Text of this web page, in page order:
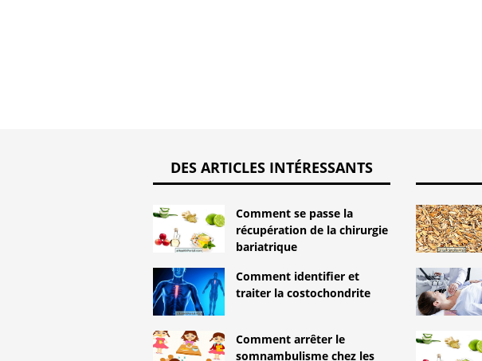
DES ARTICLES INTÉRESSANTS
Comment se passe la
récupération de la chirurgie
bariatrique
Comment identifier et
traiter la costochondrite
Comment arrêter le
somnambulisme chez les